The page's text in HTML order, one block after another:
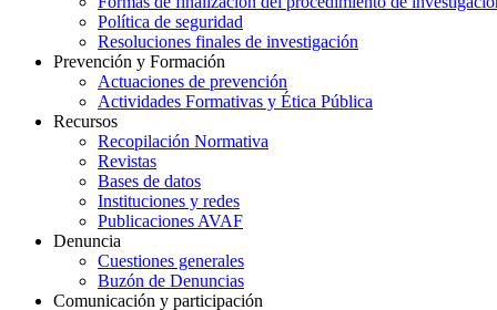
Política de seguridad
Resoluciones finales de investigación
Prevención y Formación
Actuaciones de prevención
Actividades Formativas y Ética Pública
Recursos
Recopilación Normativa
Revistas
Bases de datos
Instituciones y redes
Publicaciones AVAF
Denuncia
Cuestiones generales
Buzón de Denuncias
Comunicación y participación